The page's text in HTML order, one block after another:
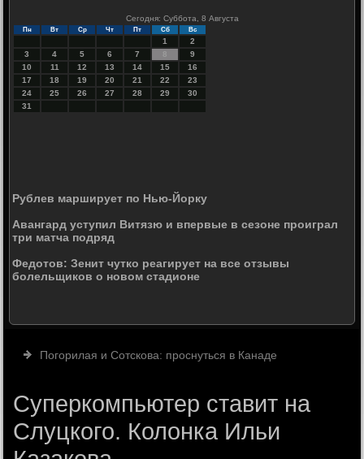
Сегодня: Суббота, 8 Августа
Пн Вт Ср Чт Пт Сб Вс
1
2
3
4 5 6 7 8
9
10
11 12 13 14 15
16
17
18 19 20 21 22
23
24
25 26 27 28 29
30
31
Рублев марширует по Нью-Йорку
Авангард уступил Витязю и впервые в сезоне проиграл
три матча подряд
Федотов: Зенит чутко реагирует на все отзывы
болельщиков о новом стадионе
Погорилая и Сотскова: проснуться в Канаде
Суперкомпьютер ставит на
Слуцкого. Колонка Ильи